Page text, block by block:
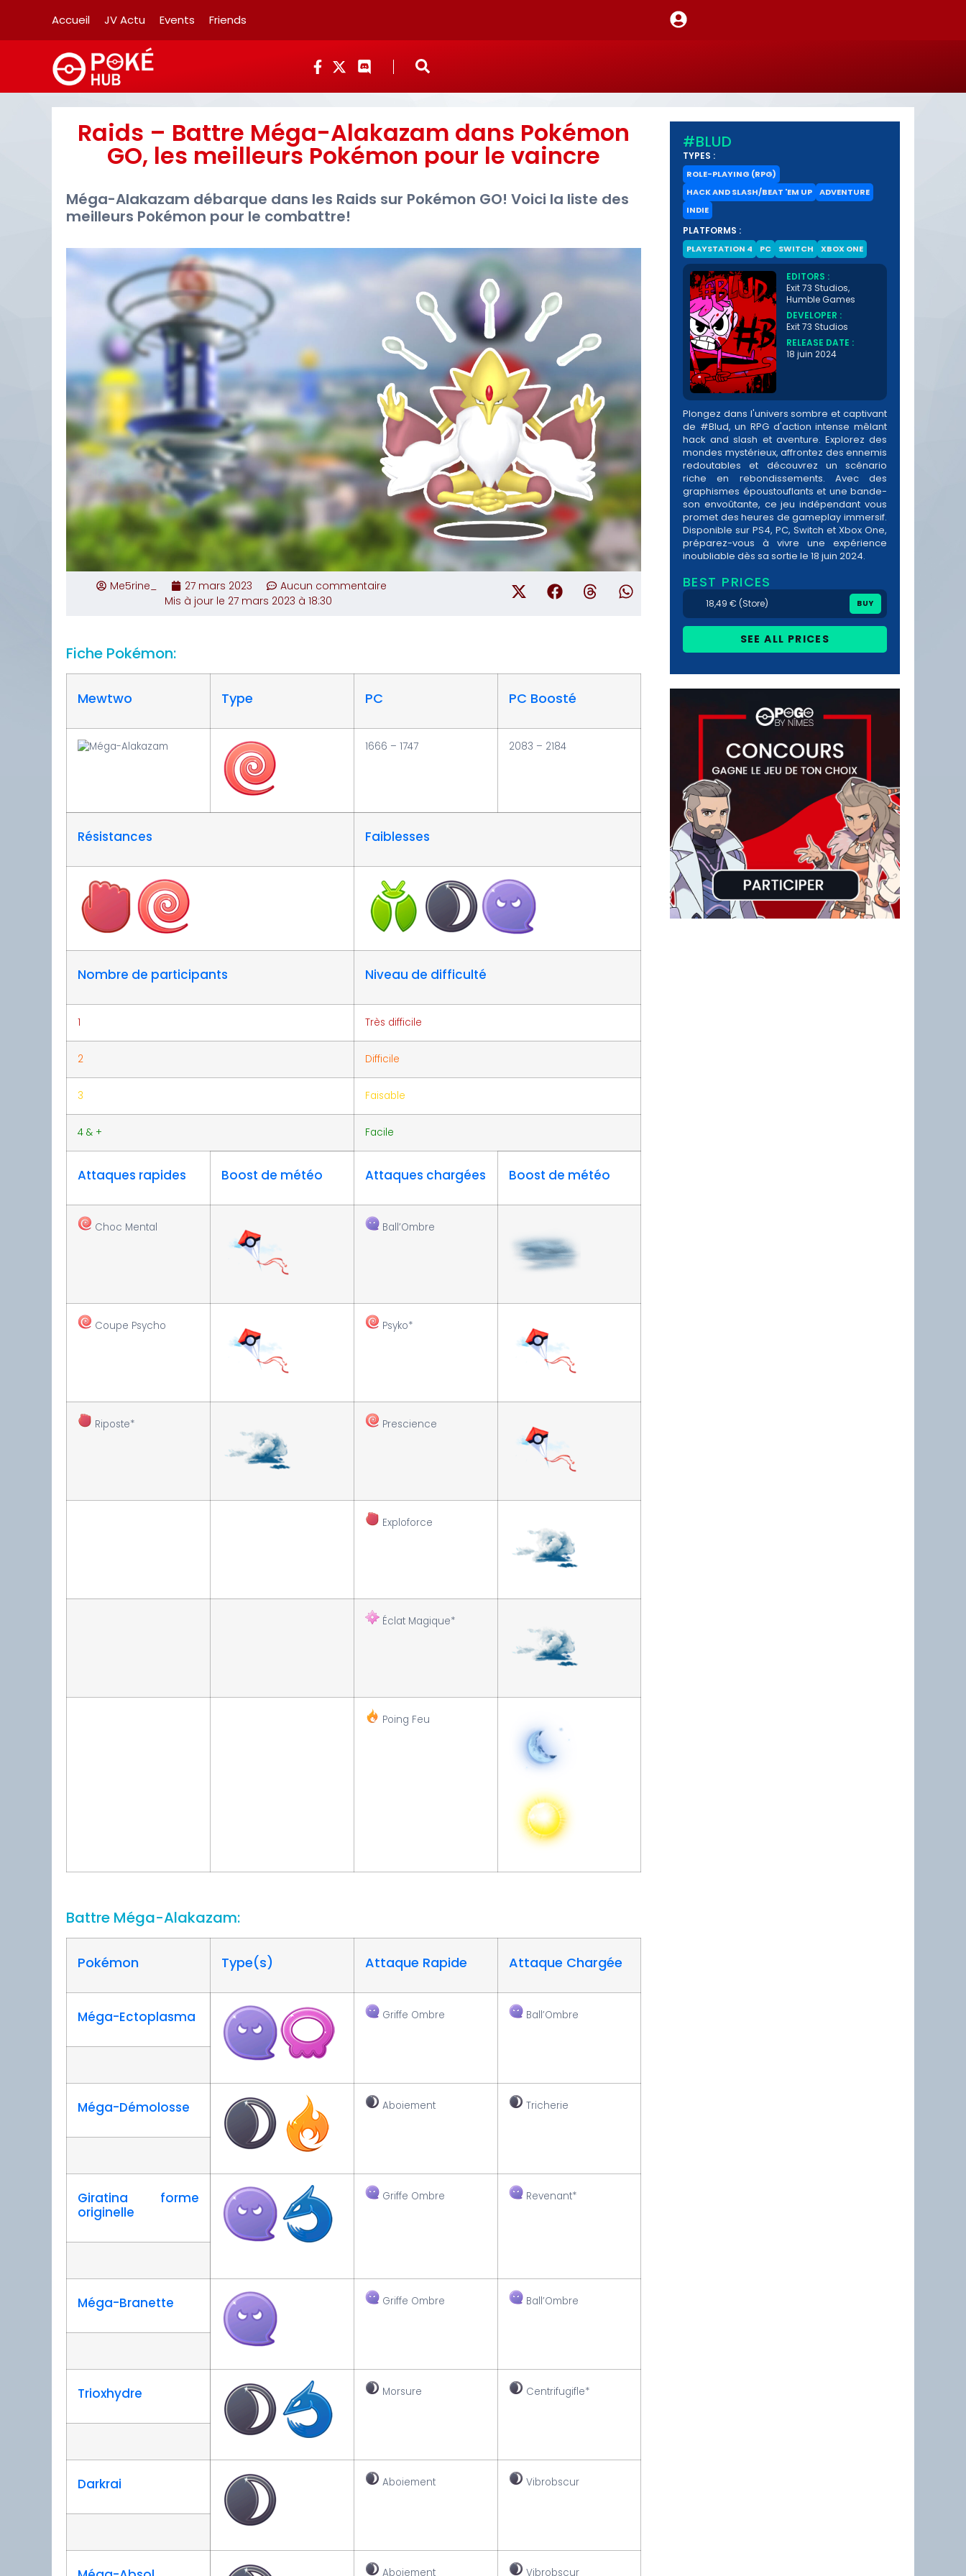
Accueil JV Actu Events Friends
Raids – Battre Méga-Alakazam dans Pokémon
GO, les meilleurs Pokémon pour le vaincre
Méga-Alakazam débarque dans les Raids sur Pokémon GO! Voici la liste des
meilleurs Pokémon pour le combattre!
Me5rine_ 27 mars 2023
Aucun commentaire
Mis à jour le 27 mars 2023 à 18:30
Fiche Pokémon:
Mewtwo Type PC PC Boosté
1666 – 1747 2083 – 2184
Résistances Faiblesses
Nombre de participants Niveau de difficulté
1 Très difficile
2 Difficile
3 Faisable
4 & + Facile
Attaques rapides Boost de météo Attaques chargées Boost de météo
Choc Mental Ball’Ombre
Coupe Psycho Psyko*
Riposte* Prescience
Exploforce
Éclat Magique*
Poing Feu
Battre Méga-Alakazam:
Pokémon Type(s) Attaque Rapide Attaque Chargée
Méga-Ectoplasma Griffe Ombre Ball’Ombre
Méga-Démolosse Aboiement Tricherie
Giratina forme
originelle
Griffe Ombre Revenant*
Méga-Branette Griffe Ombre Ball’Ombre
Trioxhydre Morsure Centrifugifle*
Darkrai Aboiement Vibrobscur
Aboiement Vibrobscur
#BLUD
TYPES :
ROLE-PLAYING (RPG)
HACK AND SLASH/BEAT 'EM UP
ADVENTURE
INDIE
PLATFORMS :
PLAYSTATION 4 PC SWITCH XBOX ONE
EDITORS :
Exit 73 Studios,
Humble Games
DEVELOPER :
Exit 73 Studios
RELEASE DATE :
18 juin 2024
Plongez dans l'univers sombre et captivant
de #Blud, un RPG d'action intense mêlant
hack and slash et aventure. Explorez des
mondes mystérieux, affrontez des ennemis
redoutables et découvrez un scénario
riche en rebondissements. Avec des
graphismes époustouflants et une bande-
son envoûtante, ce jeu indépendant vous
promet des heures de gameplay immersif.
Disponible sur PS4, PC, Switch et Xbox One,
préparez-vous à vivre une expérience
inoubliable dès sa sortie le 18 juin 2024.
BEST PRICES
18,49 € (Store) BUY
SEE ALL PRICES